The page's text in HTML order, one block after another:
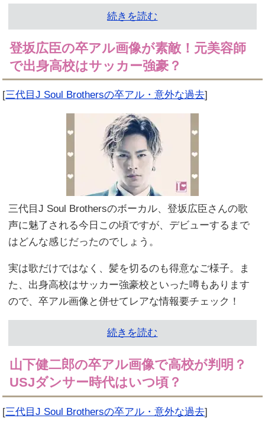
続きを読む
登坂広臣の卒アル画像が素敵！元美容師
で出身高校はサッカー強豪？
[三代目J Soul Brothersの卒アル・意外な過去]
三代目J Soul Brothersのボーカル、登坂広臣さんの歌
声に魅了される今日この頃ですが、デビューするまで
はどんな感じだったのでしょう。
実は歌だけではなく、髪を切るのも得意なご様子。ま
た、出身高校はサッカー強豪校といった噂もあります
ので、卒アル画像と併せてレアな情報要チェック！
続きを読む
山下健二郎の卒アル画像で高校が判明？
USJダンサー時代はいつ頃？
[三代目J Soul Brothersの卒アル・意外な過去]